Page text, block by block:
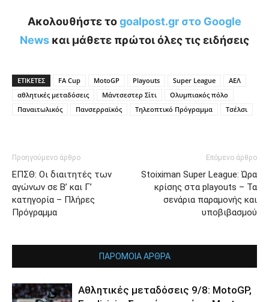
Ακολουθήστε τοgoalpost.gr στο Google
News και μάθετε πρώτοι όλες τις ειδήσεις
ΕΤΙΚΕΤΕΣ FA Cup MotoGP Playouts Super League
ΑΕΛ
αθλητικές μεταδόσεις
Μάντσεστερ Σίτι
Ολυμπιακός πόλο
Παναιτωλικός
Πανσερραϊκός Τηλεοπτικό Πρόγραμμα Τσέλσι
Προηγούμενο άρθρο
ΕΠΣΘ: Οι διαιτητές των
αγώνων σε Β’ και Γ’
κατηγορία – Πλήρες
Πρόγραμμα
Επόμενο άρθρο
Stoiximan Super League: Ώρα
κρίσης στα playouts – Τα
σενάρια παραμονής και
υποβιβασμού
ΠΑΡΟΜΟΙΑ ΑΡΘΡΑ
Αθλητικές μεταδόσεις 9/8: MotoGP,